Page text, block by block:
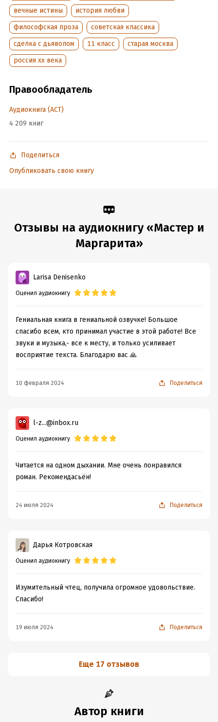
Дата поступления:
24 декабря 2024
вечные истины
история любви
философская проза
советская классика
сделка с дьяволом
11 класс
старая москва
россия xx века
Правообладатель
Аудиокнига (АСТ)
4 209 книг
Поделиться
Опубликовать свою книгу
Отзывы на аудиокнигу «Мастер и
Маргарита»
Larisa Denisenko
Оценил аудиокнигу
Гениальная книга в гениальной озвучке! Большое
спасибо всем, кто принимал участие в этой работе! Все
звуки и музыка,- все к месту, и только усиливает
восприятие текста. Благодарю вас 🙏
10 февраля 2024 Поделиться
l-z...@inbox.ru
Оценил аудиокнигу
Читается на одном дыхании. Мне очень понравился
роман. Рекомендасьён!
24 июля 2024 Поделиться
Дарья Котровская
Оценил аудиокнигу
Изумительный чтец, получила огромное удовольствие.
Спасибо!
19 июля 2024 Поделиться
Еще 17 отзывов
Автор книги